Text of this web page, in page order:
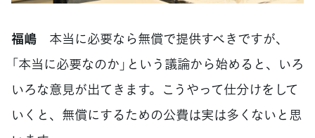
福嶋 本当に必要なら無償で提供すべきですが、
「本当に必要なのか」という議論から始めると、いろ
いろな意見が出てきます。こうやって仕分けをして
いくと、無償にするための公費は実は多くないと思